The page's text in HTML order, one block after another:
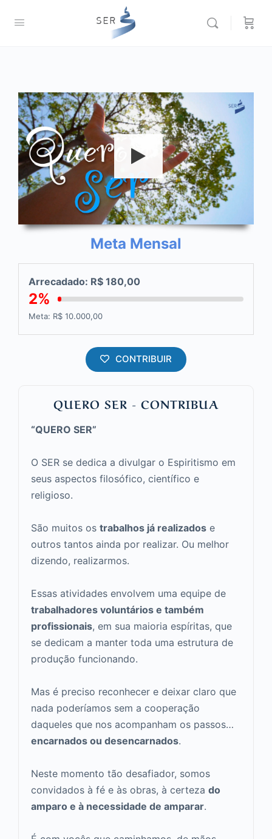
00:00 02:08
Meta Mensal
Arrecadado: R$ 180,00
2%
Meta: R$ 10.000,00
CONTRIBUIR
QUERO SER - CONTRIBUA
“QUERO SER”
O SER se dedica a divulgar o Espiritismo em
seus aspectos filosófico, científico e
religioso.
São muitos os trabalhos já realizados e
outros tantos ainda por realizar. Ou melhor
dizendo, realizarmos.
Essas atividades envolvem uma equipe de
trabalhadores voluntários e também
profissionais, em sua maioria espíritas, que
se dedicam a manter toda uma estrutura de
produção funcionando.
Mas é preciso reconhecer e deixar claro que
nada poderíamos sem a cooperação
daqueles que nos acompanham os passos…
encarnados ou desencarnados.
Neste momento tão desafiador, somos
convidados à fé e às obras, à certeza do
amparo e à necessidade de amparar.